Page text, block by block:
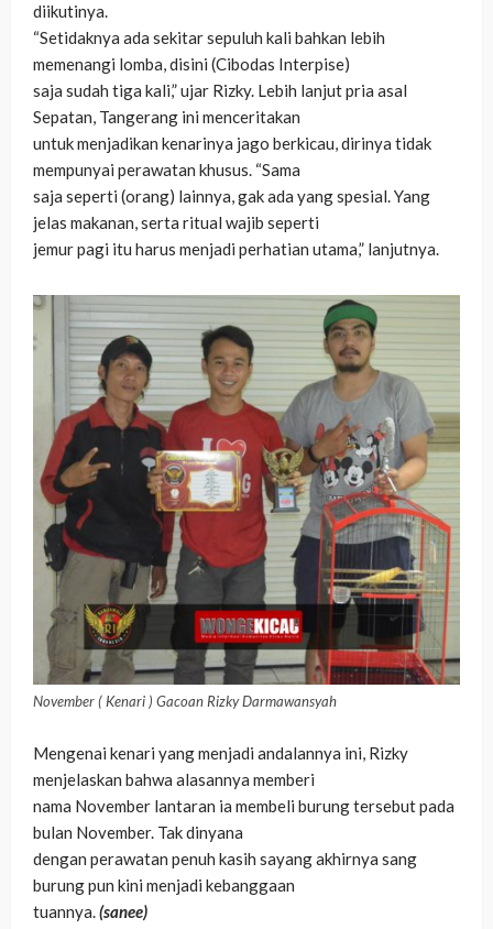
diikutinya.
“Setidaknya ada sekitar sepuluh kali bahkan lebih
memenangi lomba, disini (Cibodas Interpise)
saja sudah tiga kali,” ujar Rizky. Lebih lanjut pria asal
Sepatan, Tangerang ini menceritakan
untuk menjadikan kenarinya jago berkicau, dirinya tidak
mempunyai perawatan khusus. “Sama
saja seperti (orang) lainnya, gak ada yang spesial. Yang
jelas makanan, serta ritual wajib seperti
jemur pagi itu harus menjadi perhatian utama,” lanjutnya.
November ( Kenari ) Gacoan Rizky Darmawansyah
Mengenai kenari yang menjadi andalannya ini, Rizky
menjelaskan bahwa alasannya memberi
nama November lantaran ia membeli burung tersebut pada
bulan November. Tak dinyana
dengan perawatan penuh kasih sayang akhirnya sang
burung pun kini menjadi kebanggaan
tuannya. (sanee)